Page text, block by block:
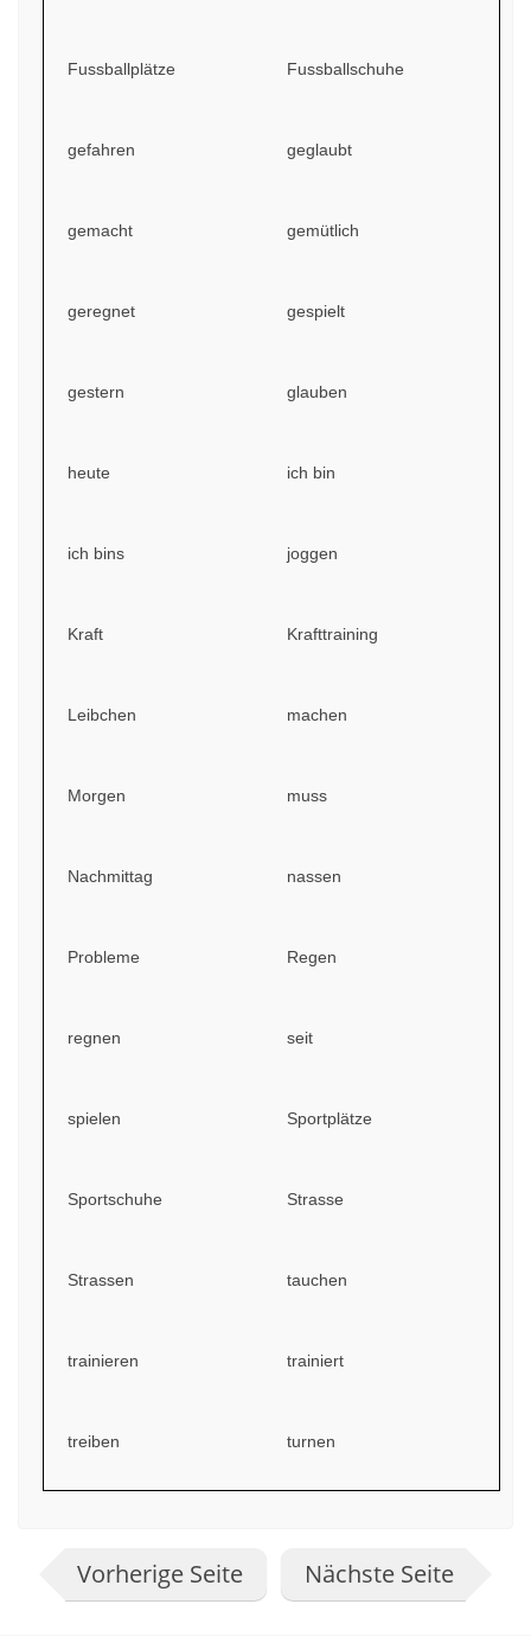
Fussballplätze Fussballschuhe
gefahren geglaubt
gemacht gemütlich
geregnet gespielt
gestern glauben
heute ich bin
ich bins joggen
Kraft Krafttraining
Leibchen machen
Morgen muss
Nachmittag nassen
Probleme Regen
regnen seit
spielen Sportplätze
Sportschuhe Strasse
Strassen tauchen
trainieren trainiert
treiben turnen
Vorherige Seite Nächste Seite